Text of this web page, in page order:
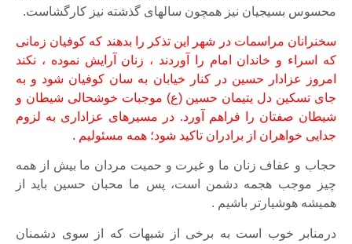
محسوس بسیجیان نیز همچون سالهای گذشته نیز کارگشاست.
سخنرانان مراسمات در شهر این تذکر را بدهند که کوفیان زمانی
که اسراء و خاندان امام را آوردند ، زنان آرایش نموده ، نکند
امروز عزادار حسین در کنار خیابان به سان کوفیان شود و به
جای تسکین دل یتیمان حسین (ع) موجبات خوشحالی شیطان و
شیطان صفتان را فراهم آورد. در مسیرهای عزاداری به لزوم
جدایی خواهران از برادران تاکید شود؛ همه مسئولیم .
حجاب و عفاف زنان ما و غیرت و حمیت مردان ما بیش از همه
چیز موجب هجمه دشمن است، پس ما محبان حسین باید از
همیشه هوشیارتر باشیم .
درمنابر خوب است به برخی از شبهات که از سوی دشمنان